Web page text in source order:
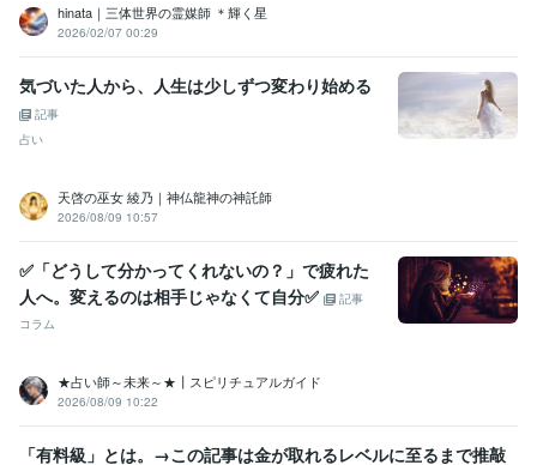
hinata｜三体世界の霊媒師 ＊輝く星
2026/02/07 00:29
気づいた人から、人生は少しずつ変わり始める
記事
占い
天啓の巫女 綾乃｜神仏龍神の神託師
2026/08/09 10:57
✅「どうして分かってくれないの？」で疲れた
人へ。変えるのは相手じゃなくて自分✅
記事
コラム
★占い師～未来～★┃スピリチュアルガイド
2026/08/09 10:22
「有料級」とは。→この記事は金が取れるレベルに至るまで推敲